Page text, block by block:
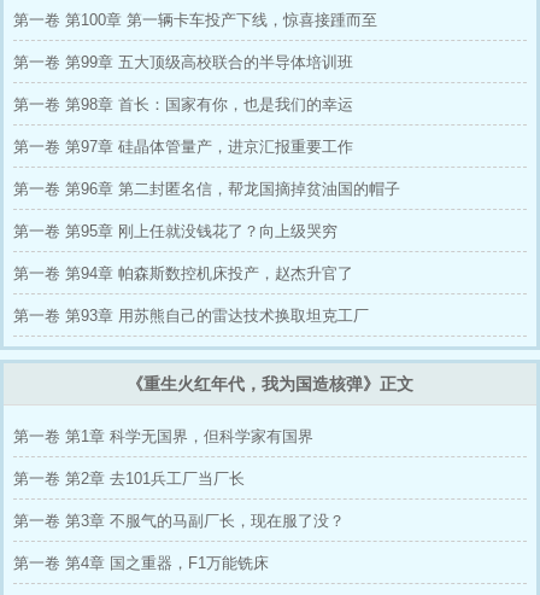
第一卷 第100章 第一辆卡车投产下线，惊喜接踵而至
第一卷 第99章 五大顶级高校联合的半导体培训班
第一卷 第98章 首长：国家有你，也是我们的幸运
第一卷 第97章 硅晶体管量产，进京汇报重要工作
第一卷 第96章 第二封匿名信，帮龙国摘掉贫油国的帽子
第一卷 第95章 刚上任就没钱花了？向上级哭穷
第一卷 第94章 帕森斯数控机床投产，赵杰升官了
第一卷 第93章 用苏熊自己的雷达技术换取坦克工厂
《重生火红年代，我为国造核弹》正文
第一卷 第1章 科学无国界，但科学家有国界
第一卷 第2章 去101兵工厂当厂长
第一卷 第3章 不服气的马副厂长，现在服了没？
第一卷 第4章 国之重器，F1万能铣床